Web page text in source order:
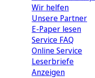
Wir helfen
Unsere Partner
E-Paper lesen
Service FAQ
Online Service
Leserbriefe
Anzeigen